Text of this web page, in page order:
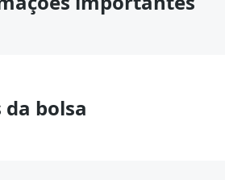
da bolsa